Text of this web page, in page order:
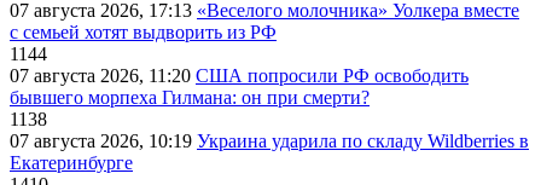
07 августа 2026, 17:13 «Веселого молочника» Уолкера вместе
с семьей хотят выдворить из РФ
1144
07 августа 2026, 11:20 США попросили РФ освободить
бывшего морпеха Гилмана: он при смерти?
1138
07 августа 2026, 10:19 Украина ударила по складу Wildberries в
Екатеринбурге